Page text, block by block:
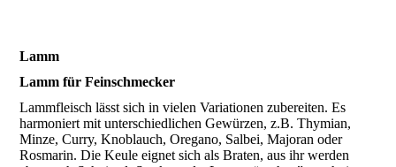
Lamm
Lamm für Feinschmecker
Lammfleisch lässt sich in vielen Variationen zubereiten. Es
harmoniert mit unterschiedlichen Gewürzen, z.B. Thymian,
Minze, Curry, Knoblauch, Oregano, Salbei, Majoran oder
Rosmarin. Die Keule eignet sich als Braten, aus ihr werden